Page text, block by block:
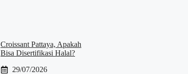
Croissant Pattaya, Apakah
Bisa Disertifikasi Halal?
29/07/2026